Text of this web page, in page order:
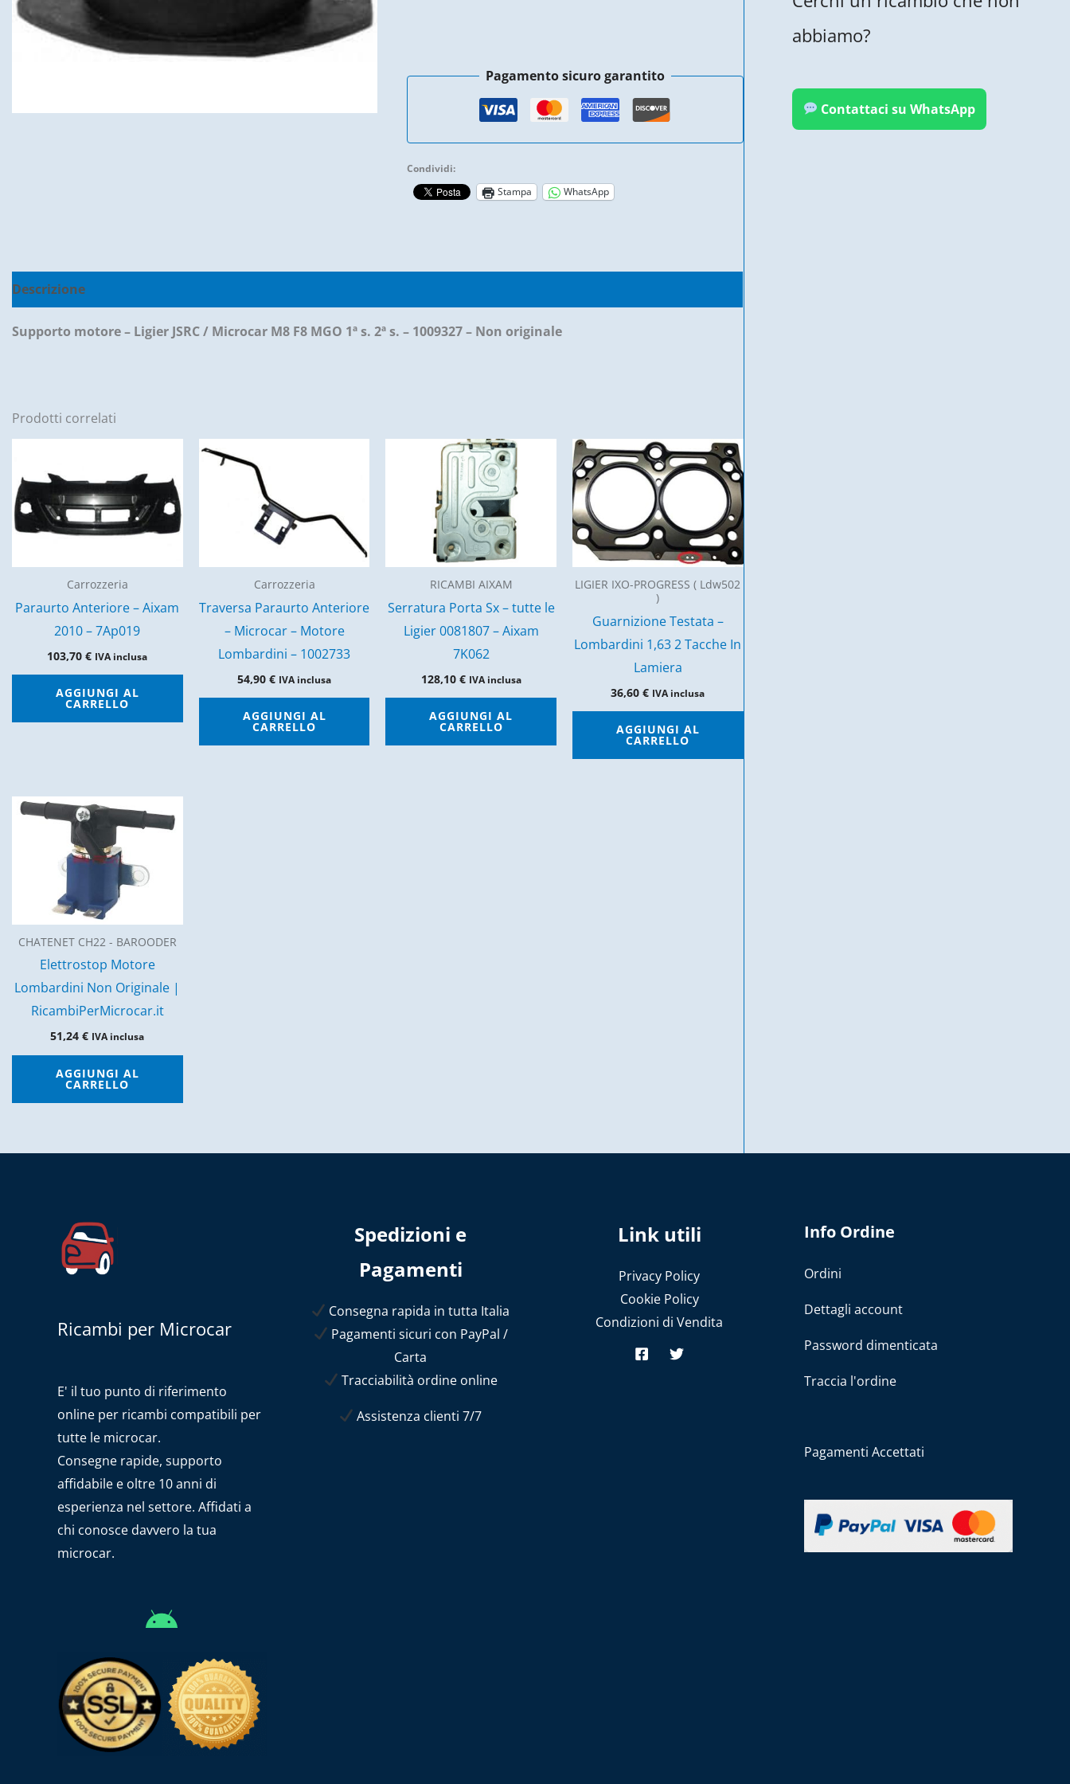
M8
MGO
s.
Pagamento sicuro garantito
Condividi:
Stampa
WhatsApp
Descrizione
Supporto motore – Ligier JSRC / Microcar M8 F8 MGO 1ª s. 2ª s. – 1009327 – Non originale
Prodotti correlati
Carrozzeria
Paraurto Anteriore – Aixam
2010 – 7Ap019
103,70€ IVA inclusa
AGGIUNGI AL
CARRELLO
Carrozzeria
Traversa Paraurto Anteriore
– Microcar – Motore
Lombardini – 1002733
54,90€ IVA inclusa
AGGIUNGI AL
CARRELLO
RICAMBI AIXAM
Serratura Porta Sx – tutte le
Ligier 0081807 – Aixam
7K062
128,10 € IVA inclusa
AGGIUNGI AL
CARRELLO
LIGIER IXO-PROGRESS ( Ldw502
)
Guarnizione Testata –
Lombardini 1,63 2 Tacche In
Lamiera
36,60€ IVA inclusa
AGGIUNGI AL
CARRELLO
CHATENET CH22 - BAROODER
Elettrostop Motore
Lombardini Non Originale |
RicambiPerMicrocar.it
51,24€ IVA inclusa
AGGIUNGI AL
CARRELLO
abbiamo?
Contattaci su WhatsApp
Ricambi per Microcar
E' il tuo punto di riferimento
online per ricambi compatibili per
tutte le microcar.
Consegne rapide, supporto
affidabile e oltre 10 anni di
esperienza nel settore. Affidati a
chi conosce davvero la tua
microcar.
Spedizioni e
Pagamenti
Consegna rapida in tutta Italia
Pagamenti sicuri con PayPal /
Carta
Tracciabilità ordine online
Assistenza clienti 7/7
Link utili
Privacy Policy
Cookie Policy
Condizioni di Vendita
Info Ordine
Ordini
Dettagli account
Password dimenticata
Traccia l'ordine
Pagamenti Accettati